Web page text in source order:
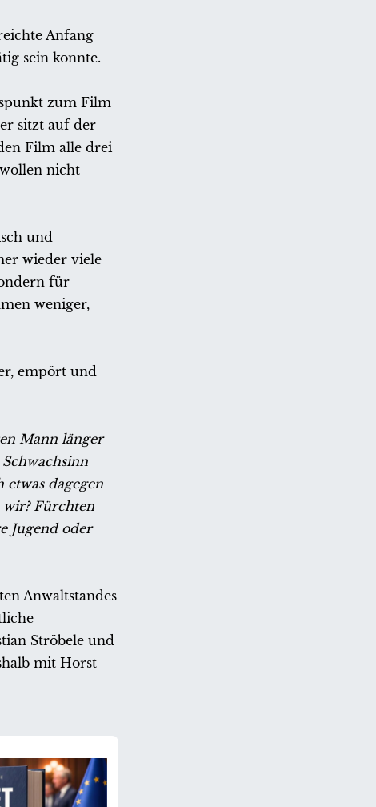
Anfang
sein konnte.
zum Film
sitzt auf der
Film alle drei
nicht
und
wieder viele
für
weniger,
empört und
Mann länger
dagegen
wir? Fürchten
Jugend oder
Anwaltstandes
Ströbele und
mit Horst